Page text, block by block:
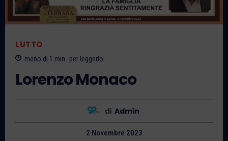
LUTTO
meno di 1 min. per leggerlo
Lorenzo Monaco
di Admin
2 Novembre 2023